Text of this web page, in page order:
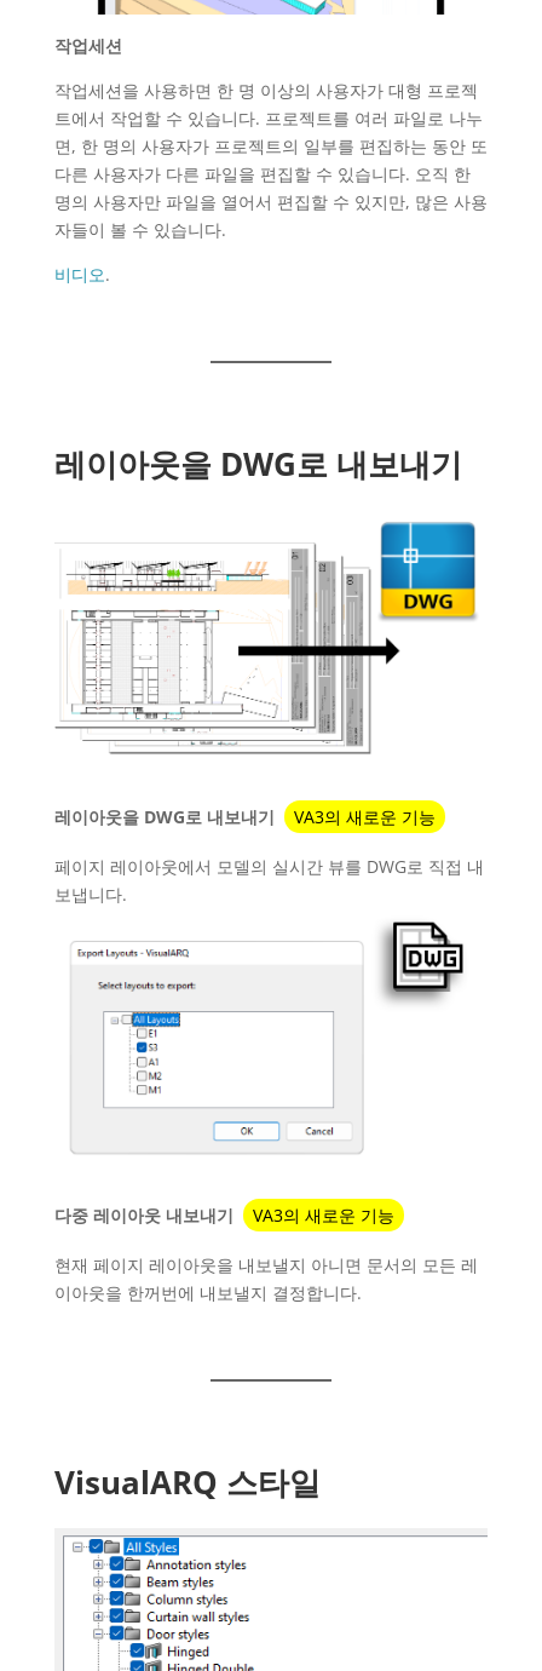
작업세션
작업세션을 사용하면 한 명 이상의 사용자가 대형 프로젝
트에서 작업할 수 있습니다. 프로젝트를 여러 파일로 나누
면, 한 명의 사용자가 프로젝트의 일부를 편집하는 동안 또
다른 사용자가 다른 파일을 편집할 수 있습니다. 오직 한
명의 사용자만 파일을 열어서 편집할 수 있지만, 많은 사용
자들이 볼 수 있습니다.
비디오.
레이아웃을 DWG로 내보내기
레이아웃을 DWG로 내보내기 VA3의 새로운 기능
페이지 레이아웃에서 모델의 실시간 뷰를 DWG로 직접 내
보냅니다.
다중 레이아웃 내보내기 VA3의 새로운 기능
현재 페이지 레이아웃을 내보낼지 아니면 문서의 모든 레
이아웃을 한꺼번에 내보낼지 결정합니다.
VisualARQ 스타일